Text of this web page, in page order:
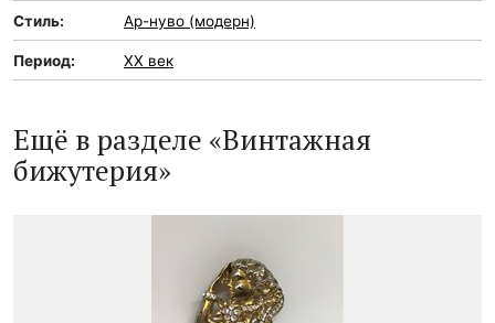
Стиль: Ар-нуво (модерн)
Период: XX век
Ещё в разделе «Винтажная
бижутерия»